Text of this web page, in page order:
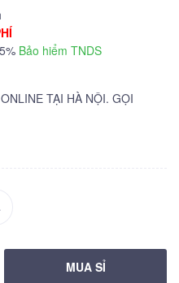
Bảo hiểm TNDS
TẠI HÀ NỘI. GỌI
MUA SỈ